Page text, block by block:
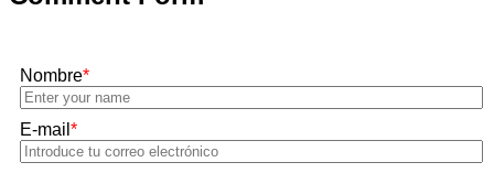
Nombre*
E-mail *